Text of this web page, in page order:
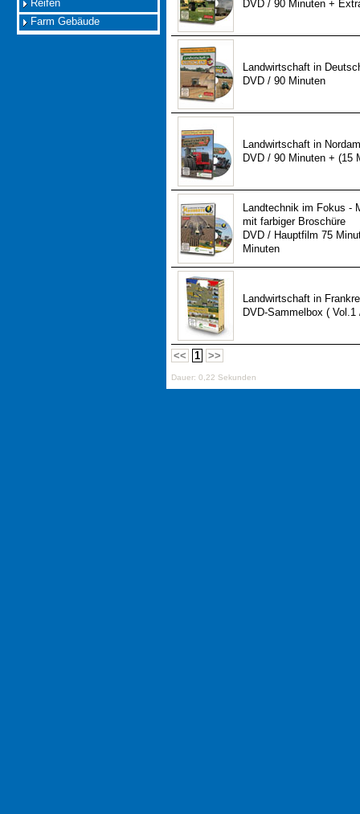
Reifen
Farm Gebäude
DVD / 90 Minuten +
Landwirtschaft in
DVD / 90 Minuten
Landwirtschaft in
DVD / 90 Minuten + (15
Landtechnik im Fokus -
mit farbiger Broschüre
DVD / Hauptfilm 75
Minuten
Landwirtschaft in
DVD-Sammelbox (
<< 1 >>
Dauer: 0,22 Sekunden